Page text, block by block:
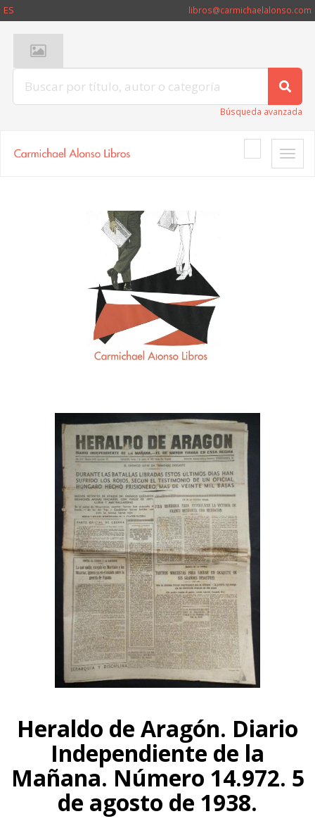
ES libros@carmichaelalonso.com
Búsqueda avanzada
Toggle
Heraldo de Aragón. Diario
Independiente de la
Mañana. Número 14.972. 5
de agosto de 1938.